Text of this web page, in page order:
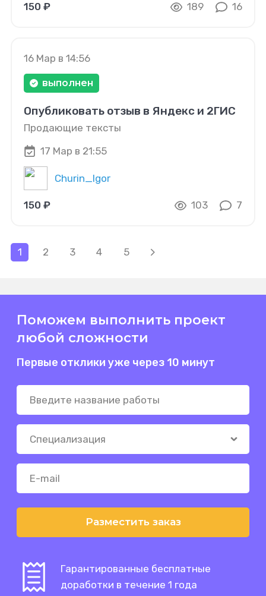
150 ₽ 189 16
16 Мар в 14:56
выполнен
Опубликовать отзыв в Яндекс и 2ГИС
Продающие тексты
17 Мар в 21:55
Churin_Igor
150 ₽ 103 7
1 2 3 4 5
Поможем выполнить проект
любой сложности
Первые отклики уже через 10 минут
Разместить заказ
Гарантированные бесплатные
доработки в течение 1 года